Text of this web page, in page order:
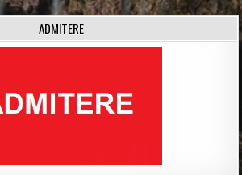
ADMITERE